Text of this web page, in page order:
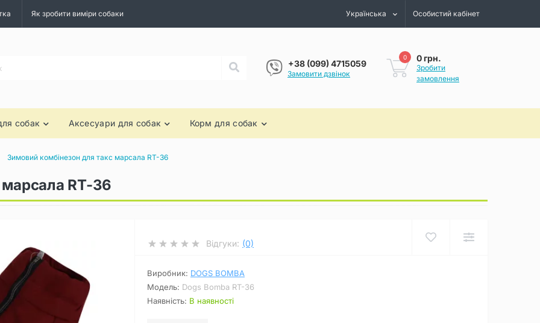
Як зробити виміри собаки Українська Особистий кабінет
+38 (099) 4715059
Замовити дзвінок
0 0 грн.
Зробити
замовлення
собак Аксесуари для собак Корм для собак
Зимовий комбінезон для такс марсала RT-36
RT-36
Відгуки: (0)
Виробник: DOGS BOMBA
Модель: Dogs Bomba RT-36
Наявність: В наявності